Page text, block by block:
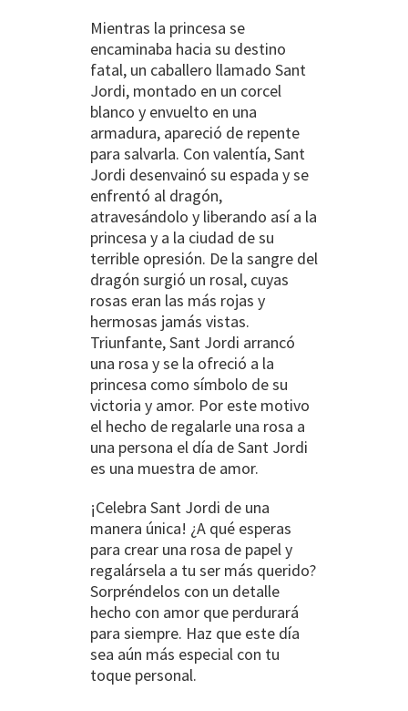
Mientras la princesa se
encaminaba hacia su destino
fatal, un caballero llamado Sant
Jordi, montado en un corcel
blanco y envuelto en una
armadura, apareció de repente
para salvarla. Con valentía, Sant
Jordi desenvainó su espada y se
enfrentó al dragón,
atravesándolo y liberando así a la
princesa y a la ciudad de su
terrible opresión. De la sangre del
dragón surgió un rosal, cuyas
rosas eran las más rojas y
hermosas jamás vistas.
Triunfante, Sant Jordi arrancó
una rosa y se la ofreció a la
princesa como símbolo de su
victoria y amor. Por este motivo
el hecho de regalarle una rosa a
una persona el día de Sant Jordi
es una muestra de amor.
¡Celebra Sant Jordi de una
manera única! ¿A qué esperas
para crear una rosa de papel y
regalársela a tu ser más querido?
Sorpréndelos con un detalle
hecho con amor que perdurará
para siempre. Haz que este día
sea aún más especial con tu
toque personal.